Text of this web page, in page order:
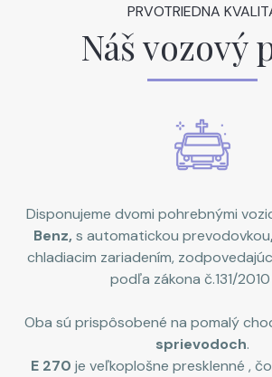
PRVOTRIEDNA
Náš vozový
Disponujeme dvomi pohrebnými
Benz, s automatickou prevodovkou,
chladiacim zariadením,
podľa zákona č.131/2010
Oba sú prispôsobené na pomalý
sprievodoch.
E 270 je veľkoplošne presklenné ,